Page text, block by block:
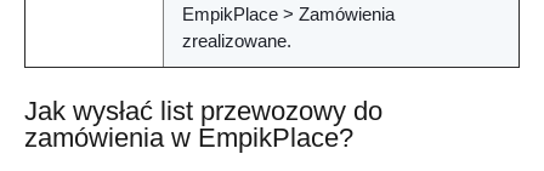
EmpikPlace > Zamówienia
zrealizowane.
Jak wysłać list przewozowy do
zamówienia w EmpikPlace?